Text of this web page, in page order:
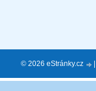
© 2026 eStránky.cz